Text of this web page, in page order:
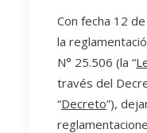
Con fecha 12
la
N° 25.506 (la “
través del
“Decreto”),